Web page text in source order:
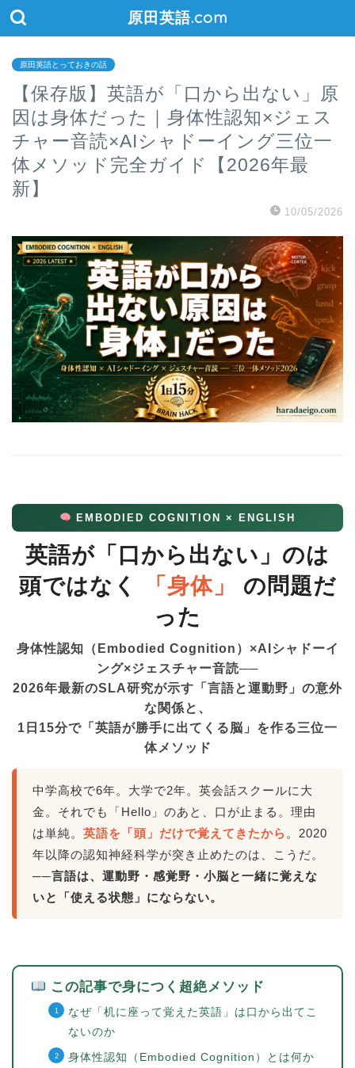
原田英語.com
原田英語とっておきの話
【保存版】英語が「口から出ない」原
因は身体だった｜身体性認知×ジェス
チャー音読×AIシャドーイング三位一
体メソッド完全ガイド【2026年最
新】
10/05/2026
EMBODIED COGNITION × ENGLISH
英語が「口から出ない」のは
頭ではなく
「身体」
の問題だ
った
身体性認知（Embodied Cognition）×AIシャドーイ
ング×ジェスチャー音読──
2026年最新のSLA研究が示す「言語と運動野」の意外
な関係と、
1日15分で「英語が勝手に出てくる脳」を作る三位一
体メソッド
中学高校で6年。大学で2年。英会話スクールに大
金。それでも「Hello」のあと、口が止まる。理由
は単純。 英語を「頭」だけで覚えてきたから 。2020
年以降の認知神経科学が突き止めたのは、こうだ。
──言語は、運動野・感覚野・小脳と一緒に覚えな
いと「使える状態」にならない。
この記事で身につく超絶メソッド
なぜ「机に座って覚えた英語」は口から出てこ
ないのか
身体性認知（Embodied Cognition）とは何か